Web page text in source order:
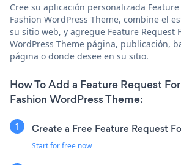
Cree su aplicación personalizada
Fashion WordPress Theme, combine el
su sitio web, y agregue Feature Request
WordPress Theme página, publicación,
página o donde desee en su sitio.
How To Add a Feature Request
Fashion WordPress Theme:
Create a Free Feature Request
Start for free now